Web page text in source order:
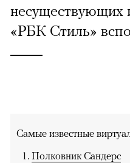
несуществующих
«РБК Стиль»
Самые известные
Полковник Сандерс